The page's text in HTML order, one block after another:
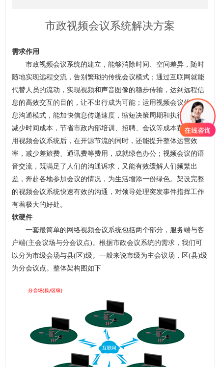
市政视频会议系统解决方案
需求作用
市政视频会议系统的建立，能够消除时间、空间差异，随时
随地实现远程交流，告别繁琐的传统会议模式；通过互联网就能
代替人员的流动，实现视频和声音图像的稳步传输，达到远程信
息的高效交互的目的，让不出行成为可能；运用视频会议优化信
息沟通模式，能加快信息传递速度，缩短决策周期和执行周期，
减少时间成本，节省市政内部培训、招聘、会议等成本费用；应
用视频会议系统后，在开源节流的同时，还能提升整体运营效
率，减少差旅费、通讯费等费用，成就绿色办公；视频会议的语
音交流，既满足了人们的沟通诉求，又能有效缓解人们频繁出
差，奔赴各地参加会议的情况，为生活增添一份绿色。架设完整
的视频会议系统快速有效的沟通，对领导处理突发事件指挥工作
有着极大的好处。
软硬件
一套最简单的网络视频会议系统包括两个部分，服务端与客
户端(主会议场与分会议点)。根据市政会议系统的需求，我们可
以分为市级会场与县(区)级。一般来说市级为主会议场，区(县)级
为分会议点。整体架构图如下